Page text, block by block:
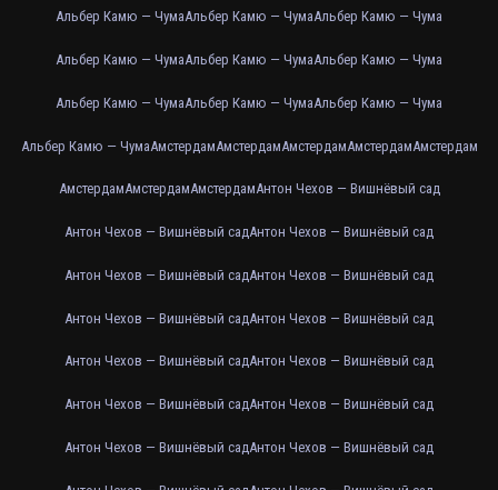
Альбер Камю — ЧумаАльбер Камю — ЧумаАльбер Камю — Чума
Альбер Камю — ЧумаАльбер Камю — ЧумаАльбер Камю — Чума
Альбер Камю — ЧумаАльбер Камю — ЧумаАльбер Камю — Чума
Альбер Камю — ЧумаАмстердамАмстердамАмстердамАмстердамАмстердам
АмстердамАмстердамАмстердамАнтон Чехов — Вишнёвый сад
Антон Чехов — Вишнёвый садАнтон Чехов — Вишнёвый сад
Антон Чехов — Вишнёвый садАнтон Чехов — Вишнёвый сад
Антон Чехов — Вишнёвый садАнтон Чехов — Вишнёвый сад
Антон Чехов — Вишнёвый садАнтон Чехов — Вишнёвый сад
Антон Чехов — Вишнёвый садАнтон Чехов — Вишнёвый сад
Антон Чехов — Вишнёвый садАнтон Чехов — Вишнёвый сад